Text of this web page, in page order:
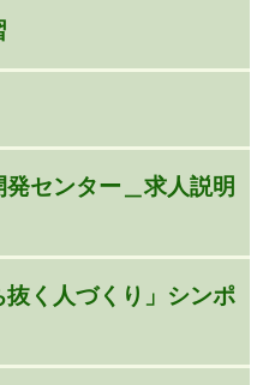
センター＿求人説明
抜く人づくり」シンポ